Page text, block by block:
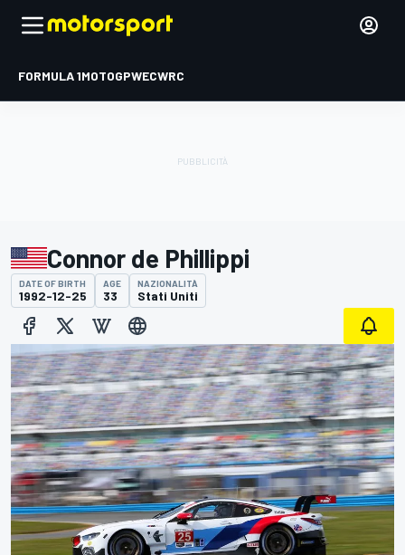
FORMULA 1MOTOGPWECWRC
Connor de Phillippi
DATE OF BIRTH
1992-12-25
AGE
33
NAZIONALITÀ
Stati Uniti